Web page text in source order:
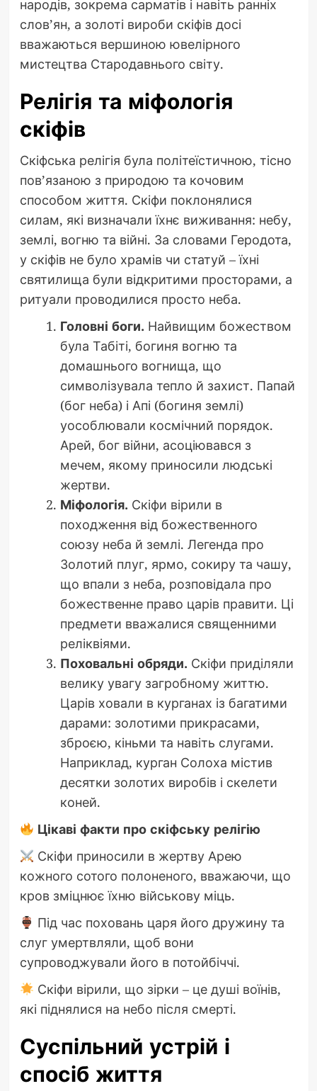
народів, зокрема сарматів і навіть ранніх
слов’ян, а золоті вироби скіфів досі
вважаються вершиною ювелірного
мистецтва Стародавнього світу.
Релігія та міфологія
скіфів
Скіфська релігія була політеїстичною, тісно
пов’язаною з природою та кочовим
способом життя. Скіфи поклонялися
силам, які визначали їхнє виживання: небу,
землі, вогню та війні. За словами Геродота,
у скіфів не було храмів чи статуй – їхні
святилища були відкритими просторами, а
ритуали проводилися просто неба.
Головні боги. Найвищим божеством
була Табіті, богиня вогню та
домашнього вогнища, що
символізувала тепло й захист. Папай
(бог неба) і Апі (богиня землі)
уособлювали космічний порядок.
Арей, бог війни, асоціювався з
мечем, якому приносили людські
жертви.
Міфологія. Скіфи вірили в
походження від божественного
союзу неба й землі. Легенда про
Золотий плуг, ярмо, сокиру та чашу,
що впали з неба, розповідала про
божественне право царів правити. Ці
предмети вважалися священними
реліквіями.
Поховальні обряди. Скіфи приділяли
велику увагу загробному життю.
Царів ховали в курганах із багатими
дарами: золотими прикрасами,
зброєю, кіньми та навіть слугами.
Наприклад, курган Солоха містив
десятки золотих виробів і скелети
коней.
Цікаві факти про скіфську релігію
Скіфи приносили в жертву Арею
кожного сотого полоненого, вважаючи, що
кров зміцнює їхню військову міць.
Під час поховань царя його дружину та
слуг умертвляли, щоб вони
супроводжували його в потойбіччі.
Скіфи вірили, що зірки – це душі воїнів,
які піднялися на небо після смерті.
Суспільний устрій і
спосіб життя